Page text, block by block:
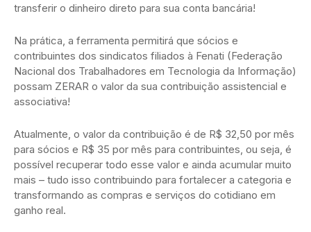
transferir o dinheiro direto para sua conta bancária!
Na prática, a ferramenta permitirá que sócios e
contribuintes dos sindicatos filiados à Fenati (Federação
Nacional dos Trabalhadores em Tecnologia da Informação)
possam ZERAR o valor da sua contribuição assistencial e
associativa!
Atualmente, o valor da contribuição é de R$ 32,50 por mês
para sócios e R$ 35 por mês para contribuintes, ou seja, é
possível recuperar todo esse valor e ainda acumular muito
mais – tudo isso contribuindo para fortalecer a categoria e
transformando as compras e serviços do cotidiano em
ganho real.